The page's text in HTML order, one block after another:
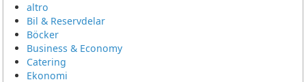
altro
Bil & Reservdelar
Böcker
Business & Economy
Catering
Ekonomi